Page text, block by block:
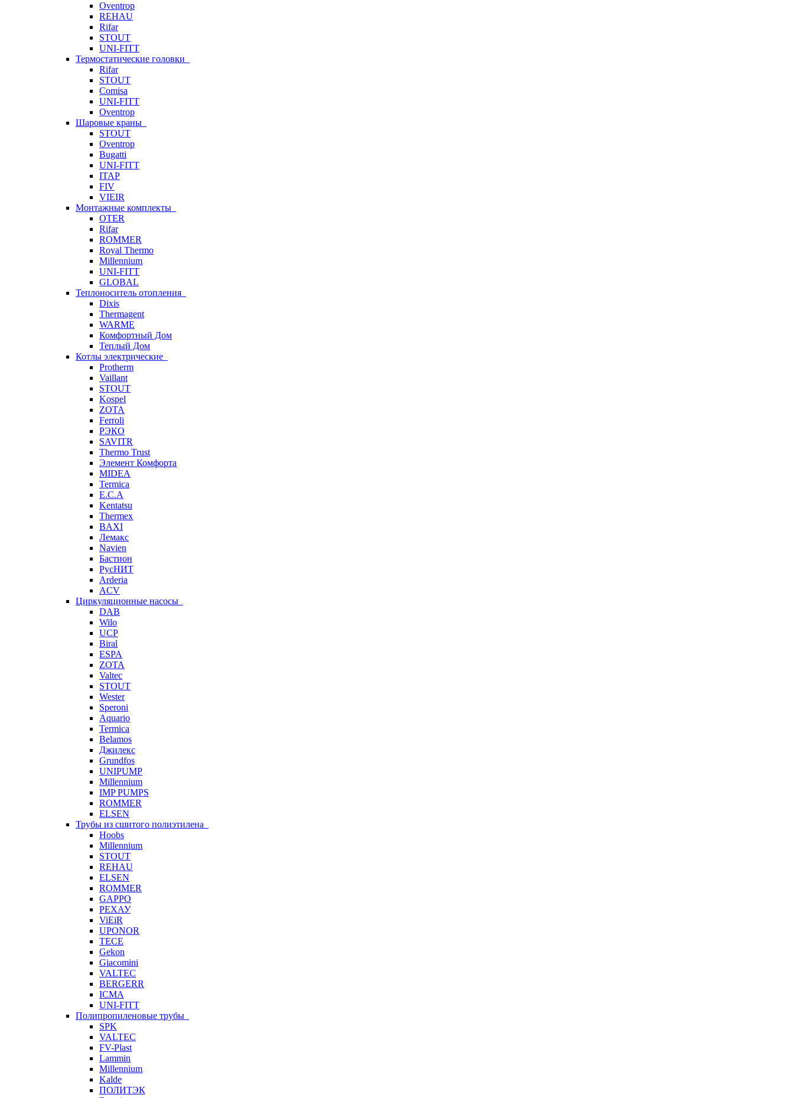
Oventrop
REHAU
Rifar
STOUT
UNI-FITT
Термостатические головки
Rifar
STOUT
Comisa
UNI-FITT
Oventrop
Шаровые краны
STOUT
Oventrop
Bugatti
UNI-FITT
ITAP
FIV
VIEIR
Монтажные комплекты
OTER
Rifar
ROMMER
Royal Thermo
Millennium
UNI-FITT
GLOBAL
Теплоноситель отопления
Dixis
Thermagent
WARME
Комфортный Дом
Теплый Дом
Котлы электрические
Protherm
Vaillant
STOUT
Kospel
ZOTA
Ferroli
РЭКО
SAVITR
Thermo Trust
Элемент Комфорта
MIDEA
Termica
E.C.A
Kentatsu
Thermex
BAXI
Лемакс
Navien
Бастион
РусНИТ
Arderia
ACV
Циркуляционные насосы
DAB
Wilo
UCP
Biral
ESPA
ZOTA
Valtec
STOUT
Wester
Speroni
Aquario
Termica
Belamos
Джилекс
Grundfos
UNIPUMP
Millennium
IMP PUMPS
ROMMER
ELSEN
Трубы из сшитого полиэтилена
Hoobs
Millennium
STOUT
REHAU
ELSEN
ROMMER
GAPPO
РЕХАУ
ViEiR
UPONOR
TECE
Gekon
Giacomini
VALTEC
BERGERR
ICMA
UNI-FITT
Полипропиленовые трубы
SPK
VALTEC
FV-Plast
Lammin
Millennium
Kalde
ПОЛИТЭК